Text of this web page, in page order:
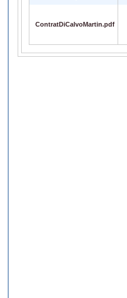
ContratDiCalvoMartin.pdf